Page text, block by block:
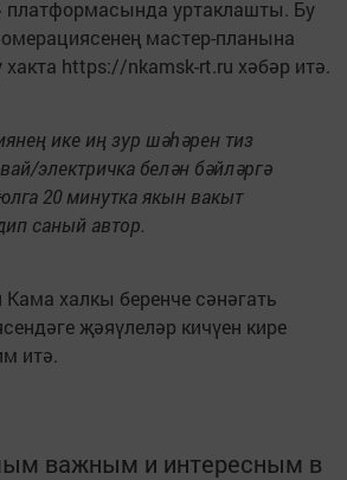
платформасында уртаклашты. Бу
мастер-планына
хакта https://nkamsk-rt.ru хәбәр итә.
ике иң зур шәһәрен тиз
электричка белән бәйләргә
20 минутка якын вакыт
саный автор.
халкы беренче сәнәгать
җәяүлеләр кичүен кире
итә.
важным и интересным в